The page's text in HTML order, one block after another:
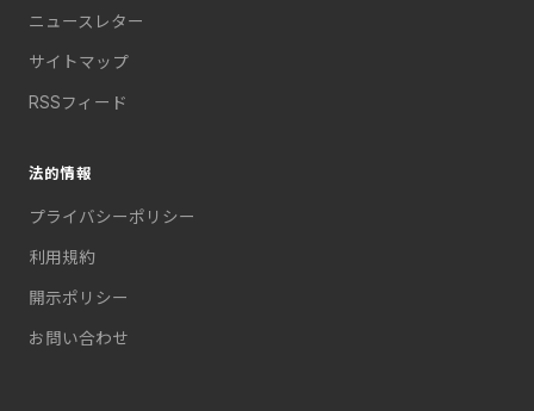
ニュースレター
サイトマップ
RSSフィード
法的情報
プライバシーポリシー
利用規約
開示ポリシー
お問い合わせ